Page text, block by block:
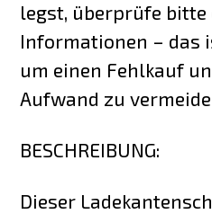
legst, überprüfe
Informationen – das
um einen Fehlkauf
Aufwand zu
BESCHREIBUNG:
Dieser